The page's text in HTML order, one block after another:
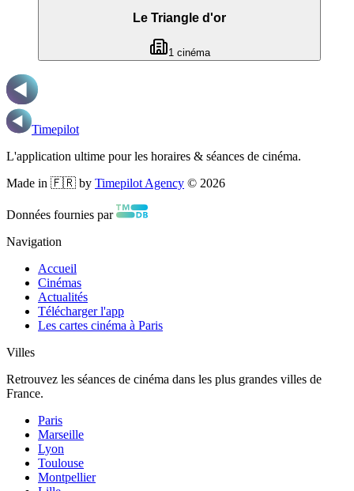
Le Triangle d'or
1cinéma
Timepilot
L'application ultime pour les horaires & séances de cinéma.
Made in 🇫🇷 by Timepilot Agency © 2026
Données fournies par
Navigation
Accueil
Cinémas
Actualités
Télécharger l'app
Les cartes cinéma à Paris
Villes
Retrouvez les séances de cinéma dans les plus grandes villes de
France.
Paris
Marseille
Lyon
Toulouse
Montpellier